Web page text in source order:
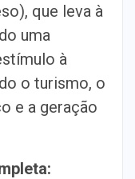
que leva à
uma
à
o turismo, o
e a geração